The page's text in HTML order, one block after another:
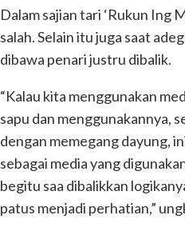
Dalam sajian tari ‘Rukun Ing
salah. Selain itu juga saat
dibawa penari justru dibalik.
“Kalau kita menggunakan
sapu dan menggunakannya,
dengan memegang dayung,
sebagai media yang
begitu saa dibalikkan
patus menjadi perhatian,”